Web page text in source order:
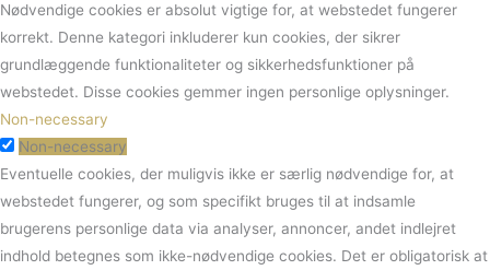
Nødvendige cookies er absolut vigtige for, at webstedet fungerer
korrekt. Denne kategori inkluderer kun cookies, der sikrer
grundlæggende funktionaliteter og sikkerhedsfunktioner på
webstedet. Disse cookies gemmer ingen personlige oplysninger.
Non-necessary
Non-necessary
Eventuelle cookies, der muligvis ikke er særlig nødvendige for, at
webstedet fungerer, og som specifikt bruges til at indsamle
brugerens personlige data via analyser, annoncer, andet indlejret
indhold betegnes som ikke-nødvendige cookies. Det er obligatorisk at